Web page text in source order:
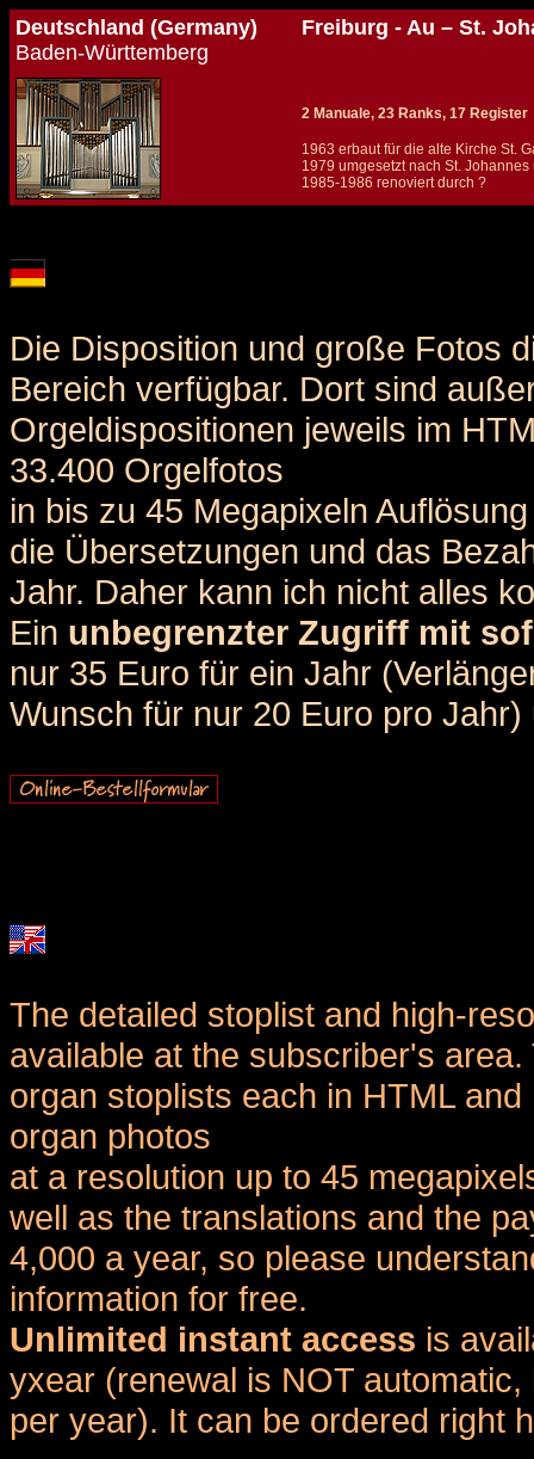
Deutschland (Germany)
Baden-Württemberg
Freiburg - Au – St.
2 Manuale, 23 Ranks, 17 Register
1963 erbaut für die alte Kirche St.
1979 umgesetzt nach St.
1985-1986 renoviert durch ?
Die Disposition und große Fotos
Bereich verfügbar. Dort sind
Orgeldispositionen jeweils im
33.400 Orgelfotos
in bis zu 45 Megapixeln
die Übersetzungen und das
Jahr. Daher kann ich nicht alles
Ein unbegrenzter Zugriff mit
nur 35 Euro für ein Jahr
Wunsch für nur 20 Euro pro
The detailed stoplist and high-
available at the subscriber's
organ stoplists each in HTML
organ photos
at a resolution up to 45
well as the translations and the
4,000 a year, so please
information for free.
Unlimited instant access is
yxear (renewal is NOT
per year). It can be ordered right